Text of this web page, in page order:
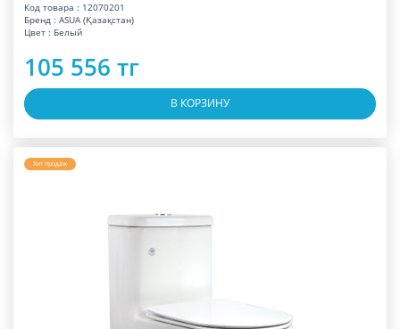
Код товара : 12070201
Бренд : ASUA (Қазақстан)
Цвет : Белый
105 556 тг
В КОРЗИНУ
Хит продаж